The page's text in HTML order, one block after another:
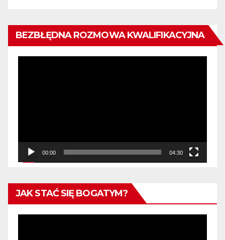
BEZBŁĘDNA ROZMOWA KWALIFIKACYJNA
00:00 04:30
JAK STAĆ SIĘ BOGATYM?